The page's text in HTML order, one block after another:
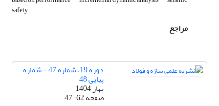
safety
مراجع
دوره 19، شماره 47 - شماره
پیاپی 48
بهار 1404
صفحه47-62